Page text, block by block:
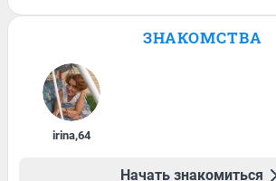
ЗНАКОМСТВА
irina,64
Начать знакомиться